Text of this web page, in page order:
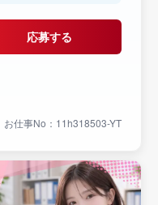
応募する
お仕事No：11h318503-YT